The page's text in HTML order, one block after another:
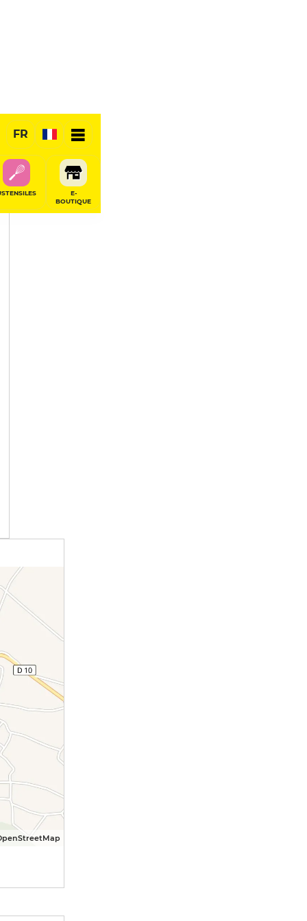
FR
E-
BOUTIQUE
PARTAGER